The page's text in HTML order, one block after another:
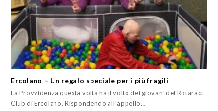
Ercolano – Un regalo speciale per i più fragili
La Provvidenza questa volta ha il volto dei giovani del Rotaract
Club di Ercolano. Rispondendo all'appello…